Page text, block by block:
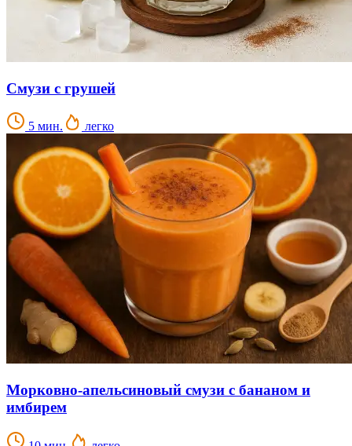
Смузи с грушей
5 мин. легко
Морковно-апельсиновый смузи с бананом и
имбирем